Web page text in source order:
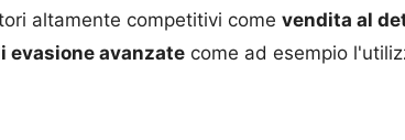
altamente competitivi come vendita al
evasione avanzate come ad esempio